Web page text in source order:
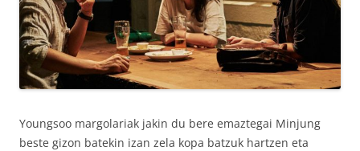
Youngsoo margolariak jakin du bere emaztegai Minjung
beste gizon batekin izan zela kopa batzuk hartzen eta